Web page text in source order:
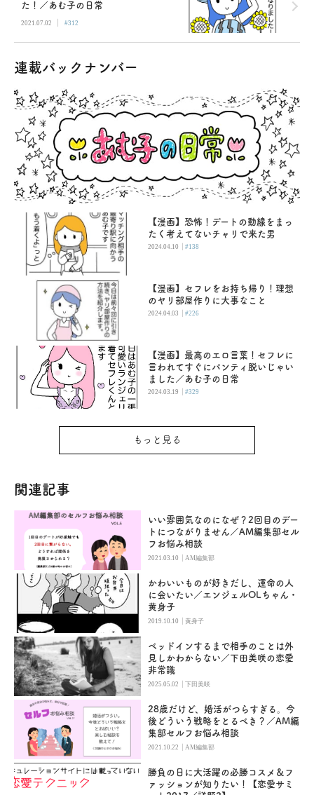
た！／あむ子の日常
2021.07.02 | #312
連載バックナンバー
【漫画】恐怖！デートの動線をまっ
たく考えてないチャリで来た男
2024.04.10 |#138
【漫画】セフレをお持ち帰り！理想
のヤリ部屋作りに大事なこと
2024.04.03 |#226
【漫画】最高のエロ言葉！セフレに
言われてすぐにパンティ脱いじゃい
ました／あむ子の日常
2024.03.19 |#329
もっと見る
関連記事
いい雰囲気なのになぜ？2回目のデー
トにつながりません／AM編集部セル
フお悩み相談
2021.03.10 |AM編集部
かわいいものが好きだし、運命の人
に会いたい／エンジェルOLちゃん・
黄身子
2019.10.10 |黄身子
ベッドインするまで相手のことは外
見しかわからない／下田美咲の恋愛
非常識
2025.05.02 |下田美咲
28歳だけど、婚活がつらすぎる。今
後どういう戦略をとるべき？／AM編
集部セルフお悩み相談
2021.10.22 |AM編集部
勝負の日に大活躍の必勝コスメ＆フ
ァッションが知りたい！【恋愛サミ